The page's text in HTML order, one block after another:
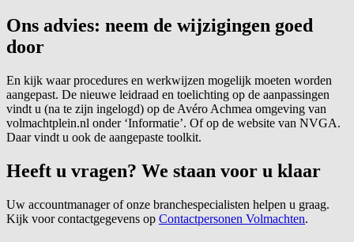
Ons advies: neem de wijzigingen goed
door
En kijk waar procedures en werkwijzen mogelijk moeten worden
aangepast. De nieuwe leidraad en toelichting op de aanpassingen
vindt u (na te zijn ingelogd) op de Avéro Achmea omgeving van
volmachtplein.nl onder ‘Informatie’. Of op de website van NVGA.
Daar vindt u ook de aangepaste toolkit.
Heeft u vragen? We staan voor u klaar
Uw accountmanager of onze branchespecialisten helpen u graag.
Kijk voor contactgegevens op Contactpersonen Volmachten.